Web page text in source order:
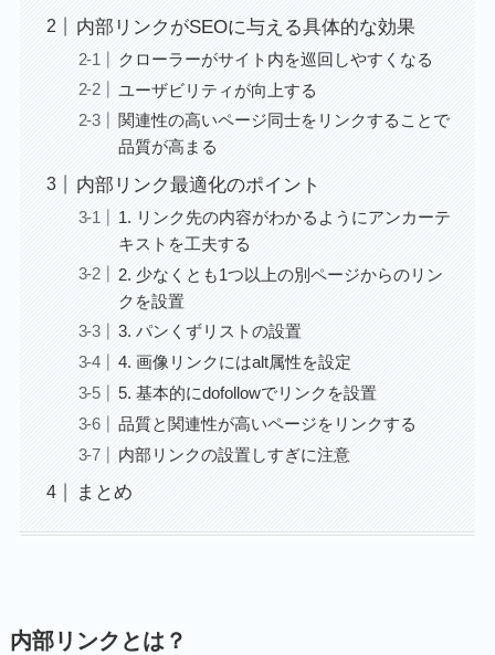
内部リンクがSEOに与える具体的な効果
クローラーがサイト内を巡回しやすくなる
ユーザビリティが向上する
関連性の高いページ同士をリンクすることで
品質が高まる
内部リンク最適化のポイント
1. リンク先の内容がわかるようにアンカーテ
キストを工夫する
2. 少なくとも1つ以上の別ページからのリン
クを設置
3. パンくずリストの設置
4. 画像リンクにはalt属性を設定
5. 基本的にdofollowでリンクを設置
品質と関連性が高いページをリンクする
内部リンクの設置しすぎに注意
まとめ
内部リンクとは？